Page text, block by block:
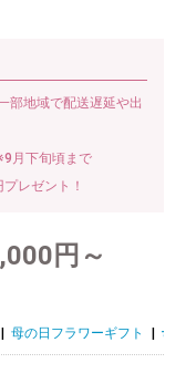
部地域で配送遅延や出
月下旬頃まで
レゼント！
円～
母の日フラワーギフト 母